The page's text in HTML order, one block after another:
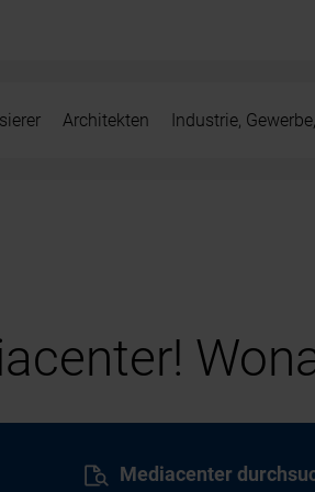
Architekten Industrie,
Mediacenter